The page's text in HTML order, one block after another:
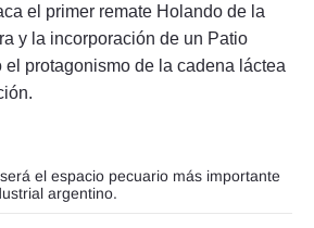
el primer remate Holando de la
y la incorporación de un Patio
el protagonismo de la cadena láctea
el espacio pecuario más importante
argentino.